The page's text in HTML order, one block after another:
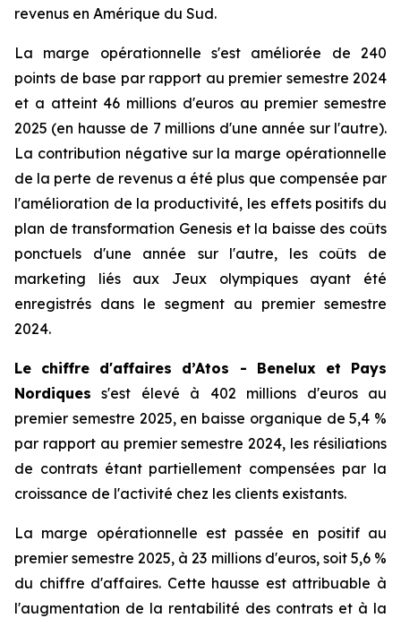
revenus en Amérique du Sud.
La marge opérationnelle s'est améliorée de 240
points de base par rapport au premier semestre 2024
et a atteint 46 millions d'euros au premier semestre
2025 (en hausse de 7 millions d'une année sur l'autre).
La contribution négative sur la marge opérationnelle
de la perte de revenus a été plus que compensée par
l'amélioration de la productivité, les effets positifs du
plan de transformation Genesis et la baisse des coûts
ponctuels d'une année sur l'autre, les coûts de
marketing liés aux Jeux olympiques ayant été
enregistrés dans le segment au premier semestre
2024.
Le chiffre d'affaires d’Atos - Benelux et Pays
Nordiques s'est élevé à 402 millions d'euros au
premier semestre 2025, en baisse organique de 5,4 %
par rapport au premier semestre 2024, les résiliations
de contrats étant partiellement compensées par la
croissance de l'activité chez les clients existants.
La marge opérationnelle est passée en positif au
premier semestre 2025, à 23 millions d'euros, soit 5,6 %
du chiffre d'affaires. Cette hausse est attribuable à
l'augmentation de la rentabilité des contrats et à la